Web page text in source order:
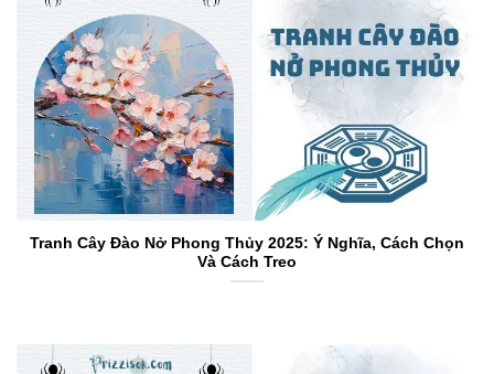
Tranh Cây Đào Nở Phong Thủy 2025: Ý Nghĩa, Cách Chọn
Và Cách Treo